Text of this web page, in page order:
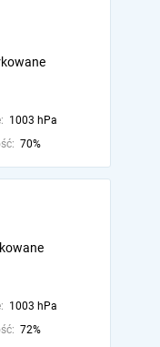
1003 hPa
70%
1003 hPa
72%